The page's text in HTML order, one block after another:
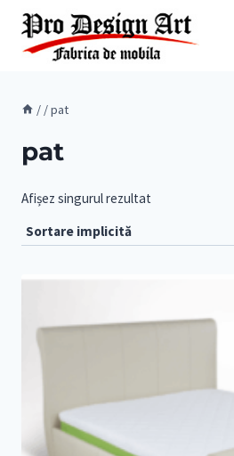
Skip
content
/ /pat
pat
Afișez singurul rezultat